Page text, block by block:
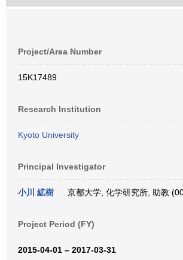
Project/Area Number
15K17489
Research Institution
Kyoto University
Principal Investigator
小川 絋樹 京都大学, 化学研究所, 助教
Project Period (FY)
2015-04-01 – 2017-03-31